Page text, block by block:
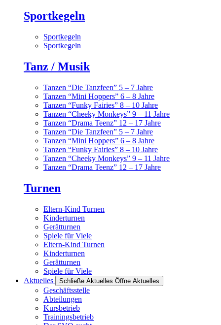
Sportkegeln
Sportkegeln
Sportkegeln
Tanz / Musik
Tanzen “Die Tanzfeen” 5 – 7 Jahre
Tanzen “Mini Hoppers” 6 – 8 Jahre
Tanzen “Funky Fairies” 8 – 10 Jahre
Tanzen “Cheeky Monkeys” 9 – 11 Jahre
Tanzen “Drama Teenz” 12 – 17 Jahre
Tanzen “Die Tanzfeen” 5 – 7 Jahre
Tanzen “Mini Hoppers” 6 – 8 Jahre
Tanzen “Funky Fairies” 8 – 10 Jahre
Tanzen “Cheeky Monkeys” 9 – 11 Jahre
Tanzen “Drama Teenz” 12 – 17 Jahre
Turnen
Eltern-Kind Turnen
Kinderturnen
Gerätturnen
Spiele für Viele
Eltern-Kind Turnen
Kinderturnen
Gerätturnen
Spiele für Viele
Aktuelles
Schließe Aktuelles Öffne Aktuelles
Geschäftsstelle
Abteilungen
Kursbetrieb
Trainingsbetrieb